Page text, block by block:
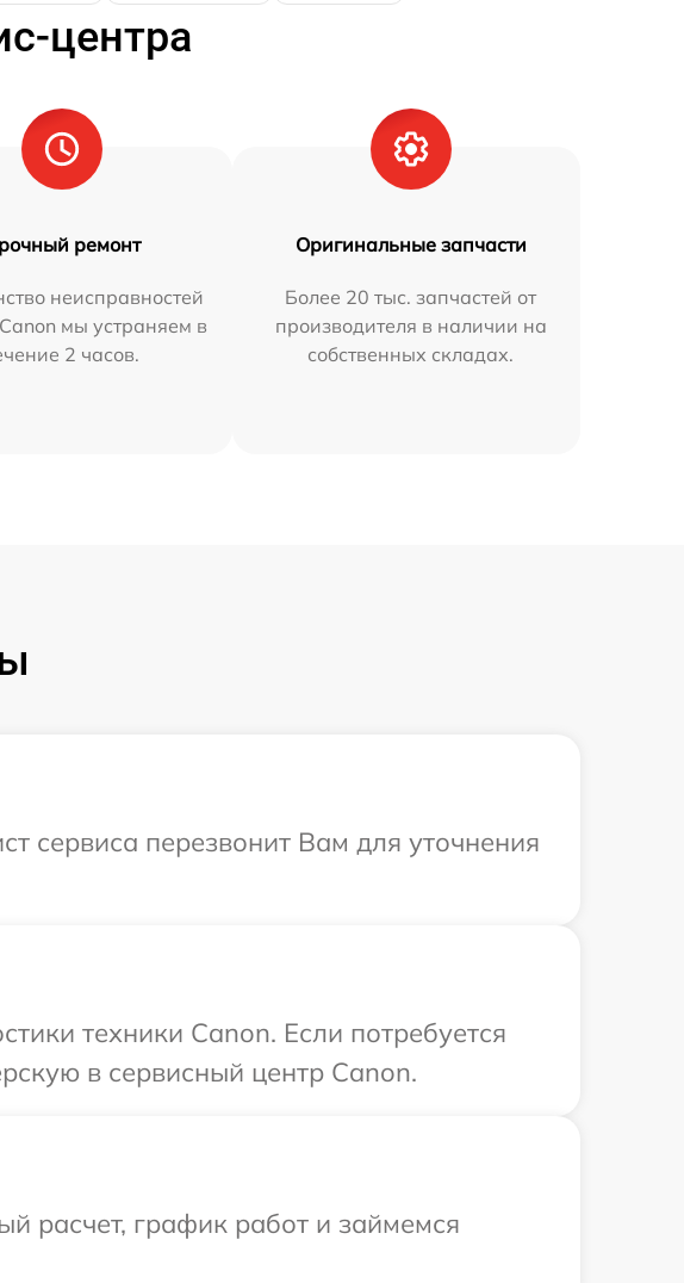
центра
ремонт
неисправностей
мы устраняем в
2 часов.
Оригинальные запчасти
Более 20 тыс. запчастей от
производителя в наличии на
собственных складах.
сервиса перезвонит Вам для уточнения
техники Canon. Если потребуется
в сервисный центр Canon.
расчет, график работ и займемся